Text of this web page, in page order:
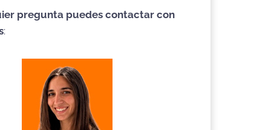
pregunta puedes contactar con
: